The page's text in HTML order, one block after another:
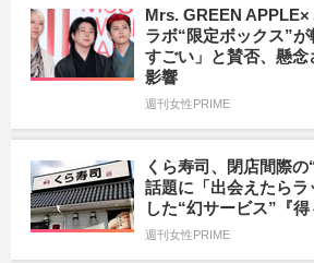
Mrs. GREEN APPLE×
ラボ“限定ボックス”
すごい」と賛否、懸
影響
週刊女性PRIME
くら寿司、閉店間際
話題に「出会えたら
した“幻サービス”『
週刊女性PRIME